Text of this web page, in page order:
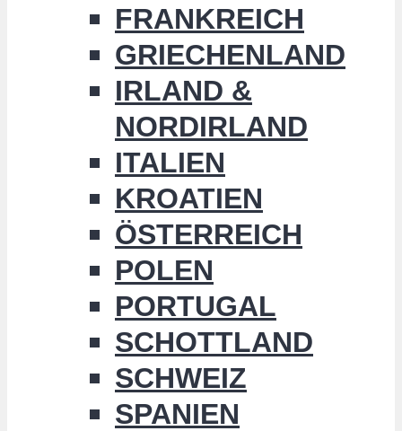
FRANKREICH
GRIECHENLAND
IRLAND &
NORDIRLAND
ITALIEN
KROATIEN
ÖSTERREICH
POLEN
PORTUGAL
SCHOTTLAND
SCHWEIZ
SPANIEN